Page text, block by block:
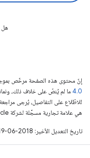
هل
إنّ محتوى هذه الصفحة مرخّص
4.0‏ ما لم يُنصّ على خلاف ذلك،
للاطّلاع على التفاصيل، يُرجى مراجعة
هي علامة تجارية مسجَّلة لشركة Oracle و/أو شركائها التابعين.
تاريخ التعديل الأخير: 2018-06-19 (حسب التوقيت العالمي المتفَّق عليه)